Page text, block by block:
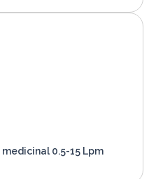
0.5-15 Lpm